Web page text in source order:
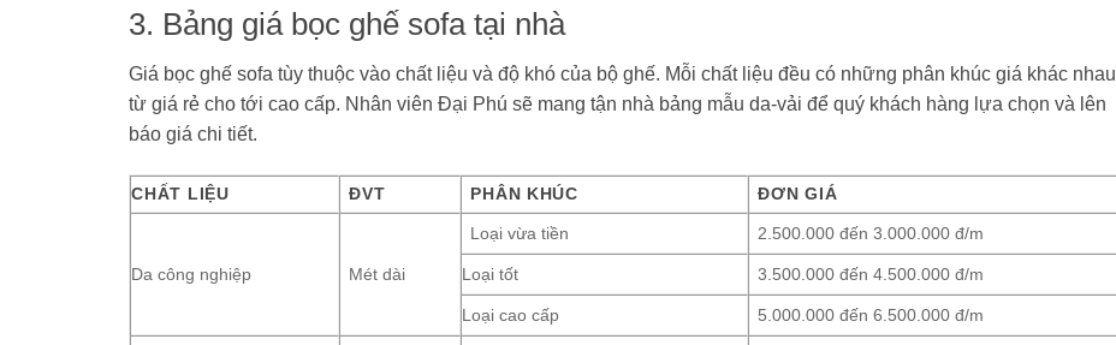
3. Bảng giá bọc ghế sofa tại nhà
Giá bọc ghế sofa tùy thuộc vào chất liệu và độ khó của bộ ghế. Mỗi chất liệu đều có những phân khúc giá khác nhau
từ giá rẻ cho tới cao cấp. Nhân viên Đại Phú sẽ mang tận nhà bảng mẫu da-vải để quý khách hàng lựa chọn và lên
báo giá chi tiết.
CHẤT LIỆU ĐVT PHÂN KHÚC ĐƠN GIÁ
Da công nghiệp Mét dài
Loại vừa tiền 2.500.000 đến 3.000.000 đ/m
Loại tốt 3.500.000 đến 4.500.000 đ/m
Loại cao cấp 5.000.000 đến 6.500.000 đ/m